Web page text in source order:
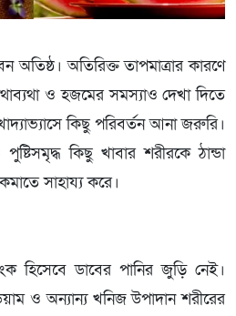
অতিরিক্ত তাপমাত্রার কারণে
ও হজমের সমস্যাও দেখা দিতে
কিছু পরিবর্তন আনা জরুরি।
কিছু খাবার শরীরকে ঠান্ডা
সাহায্য করে।
হিসেবে ডাবের পানির জুড়ি নেই।
ও অন্যান্য খনিজ উপাদান শরীরের